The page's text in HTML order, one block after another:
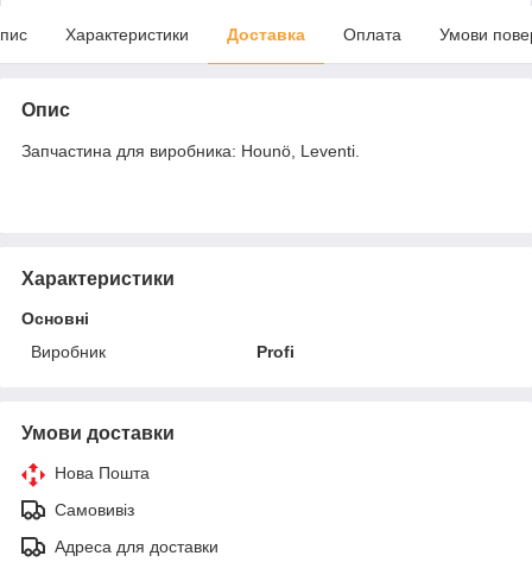
Характеристики Доставка Оплата Умови
Опис
Запчастина для виробника: Hounö, Leventi.
Характеристики
Основні
Виробник
Profi
Умови доставки
Нова Пошта
Самовивіз
Адреса для доставки